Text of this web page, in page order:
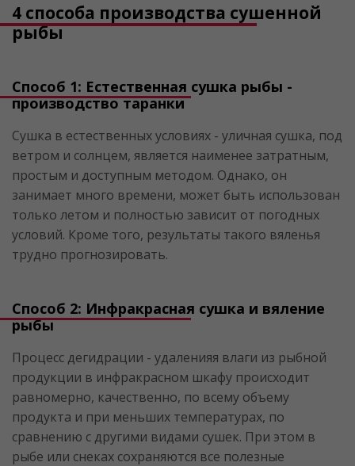
4 способа производства сушенной
рыбы
Способ 1: Естественная сушка рыбы -
производство таранки
Сушка в естественных условиях - уличная сушка, под
ветром и солнцем, является наименее затратным,
простым и доступным методом. Однако, он
занимает много времени, может быть использован
только летом и полностью зависит от погодных
условий. Кроме того, результаты такого вяленья
трудно прогнозировать.
Способ 2: Инфракрасная сушка и вяление
рыбы
Процесс дегидрации - удаленияя влаги из рыбной
продукции в инфракрасном шкафу происходит
равномерно, качественно, по всему объему
продукта и при меньших температурах, по
сравнению с другими видами сушек. При этом в
рыбе или снеках сохраняются все полезные